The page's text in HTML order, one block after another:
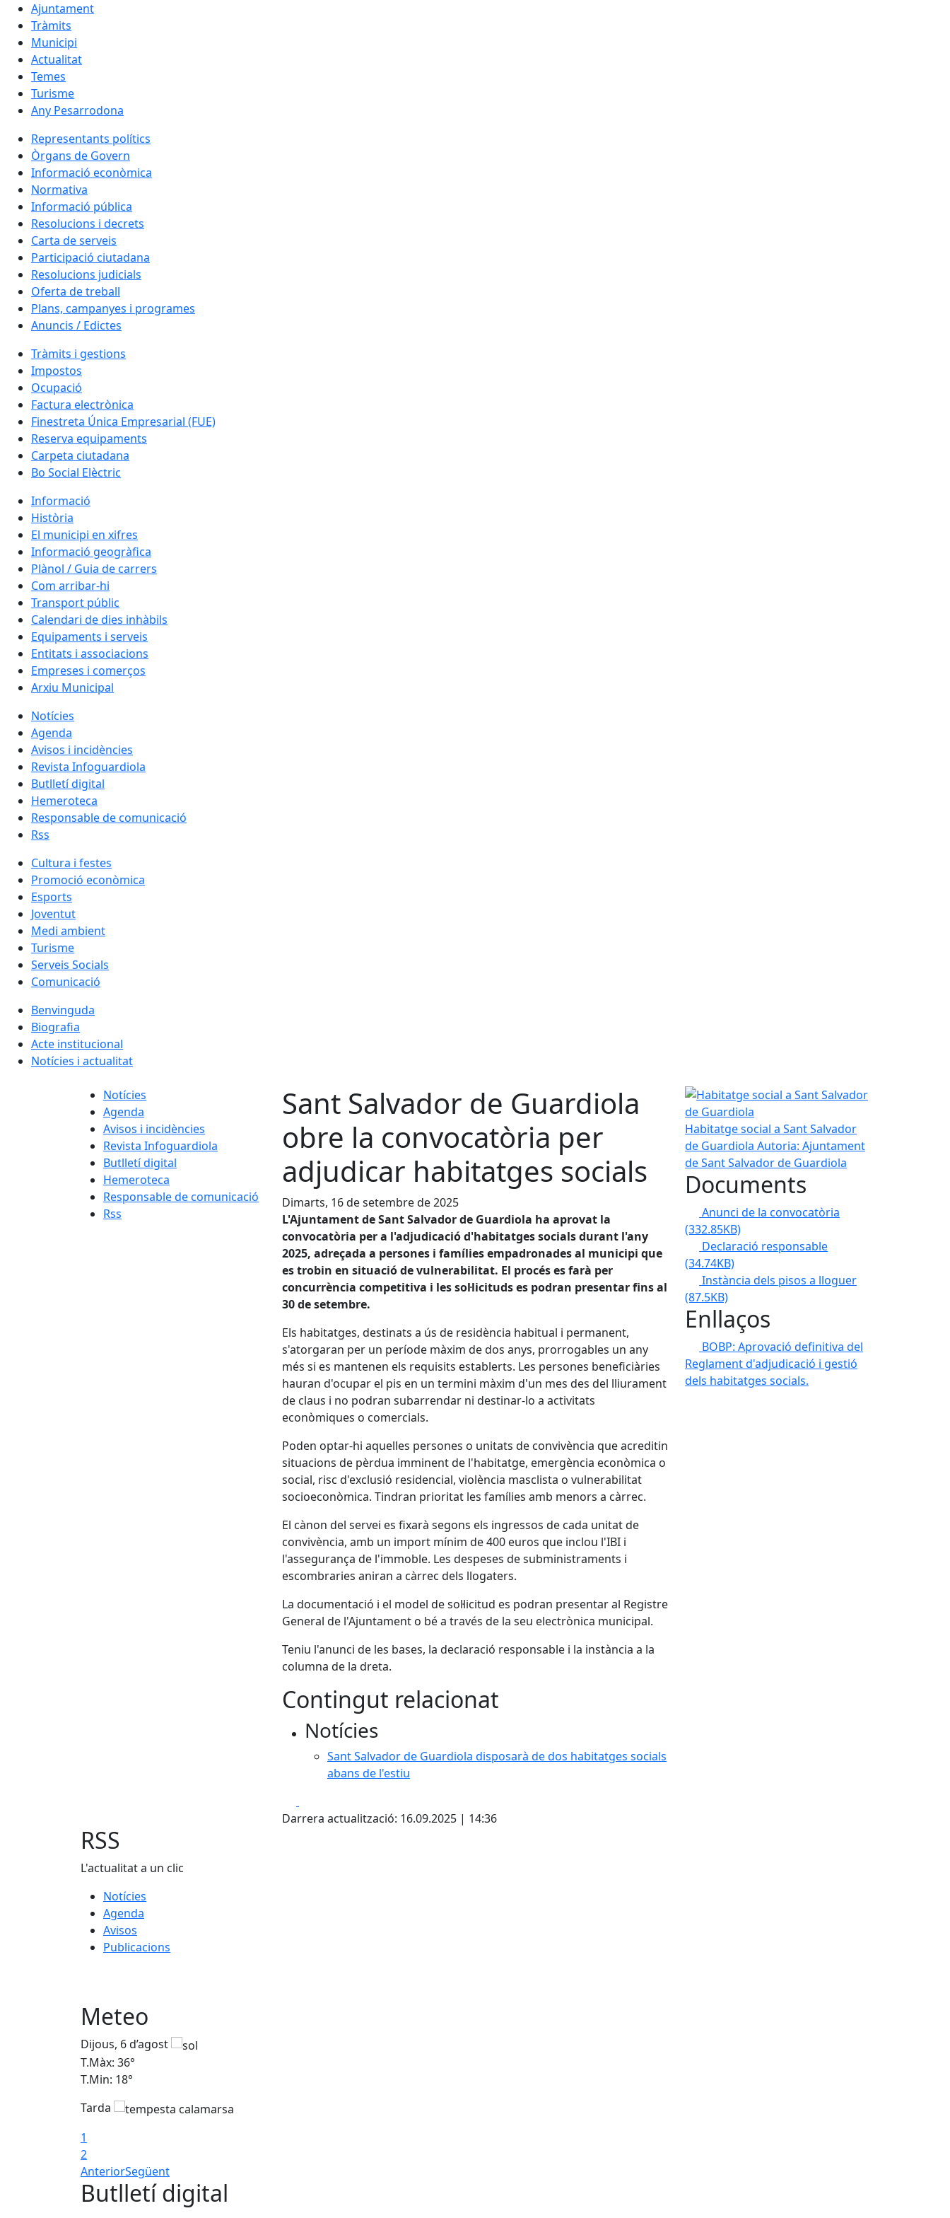
Ajuntament
Tràmits
Municipi
Actualitat
Temes
Turisme
Any Pesarrodona
Representants polítics
Òrgans de Govern
Informació econòmica
Normativa
Informació pública
Resolucions i decrets
Carta de serveis
Participació ciutadana
Resolucions judicials
Oferta de treball
Plans, campanyes i programes
Anuncis / Edictes
Tràmits i gestions
Impostos
Ocupació
Factura electrònica
Finestreta Única Empresarial (FUE)
Reserva equipaments
Carpeta ciutadana
Bo Social Elèctric
Informació
Història
El municipi en xifres
Informació geogràfica
Plànol / Guia de carrers
Com arribar-hi
Transport públic
Calendari de dies inhàbils
Equipaments i serveis
Entitats i associacions
Empreses i comerços
Arxiu Municipal
Notícies
Agenda
Avisos i incidències
Revista Infoguardiola
Butlletí digital
Hemeroteca
Responsable de comunicació
Rss
Cultura i festes
Promoció econòmica
Esports
Joventut
Medi ambient
Turisme
Serveis Socials
Comunicació
Benvinguda
Biografia
Acte institucional
Notícies i actualitat
Notícies
Agenda
Avisos i incidències
Revista Infoguardiola
Butlletí digital
Hemeroteca
Responsable de comunicació
Rss
Sant Salvador de Guardiola
obre la convocatòria per
adjudicar habitatges socials
Dimarts, 16 de setembre de 2025
L'Ajuntament de Sant Salvador de Guardiola ha aprovat la
convocatòria per a l'adjudicació d'habitatges socials durant l'any
2025, adreçada a persones i famílies empadronades al municipi que
es trobin en situació de vulnerabilitat. El procés es farà per
concurrència competitiva i les sol·licituds es podran presentar fins al
30 de setembre.
Els habitatges, destinats a ús de residència habitual i permanent,
s'atorgaran per un període màxim de dos anys, prorrogables un any
més si es mantenen els requisits establerts. Les persones beneficiàries
hauran d'ocupar el pis en un termini màxim d'un mes des del lliurament
de claus i no podran subarrendar ni destinar-lo a activitats
econòmiques o comercials.
Poden optar-hi aquelles persones o unitats de convivència que acreditin
situacions de pèrdua imminent de l'habitatge, emergència econòmica o
social, risc d'exclusió residencial, violència masclista o vulnerabilitat
socioeconòmica. Tindran prioritat les famílies amb menors a càrrec.
El cànon del servei es fixarà segons els ingressos de cada unitat de
convivència, amb un import mínim de 400 euros que inclou l'IBI i
l'assegurança de l'immoble. Les despeses de subministraments i
escombraries aniran a càrrec dels llogaters.
La documentació i el model de sol·licitud es podran presentar al Registre
General de l'Ajuntament o bé a través de la seu electrònica municipal.
Teniu l'anunci de les bases, la declaració responsable i la instància a la
columna de la dreta.
Contingut relacionat
Notícies
Sant Salvador de Guardiola disposarà de dos habitatges socials
abans de l'estiu
Darrera actualització: 16.09.2025 | 14:36
Habitatge social a Sant Salvador de Guardiola
Habitatge social a Sant Salvador
de Guardiola Autoria: Ajuntament
de Sant Salvador de Guardiola
Documents
Anunci de la convocatòria
(332.85KB)
Declaració responsable
(34.74KB)
Instància dels pisos a lloguer
(87.5KB)
Enllaços
BOBP: Aprovació definitiva del
Reglament d'adjudicació i gestió
dels habitatges socials.
RSS
L'actualitat a un clic
Notícies
Agenda
Avisos
Publicacions
Meteo
Dijous, 6 d’agost
T.Màx: 36°
T.Min: 18°
Tarda
1
2
AnteriorSegüent
Butlletí digital